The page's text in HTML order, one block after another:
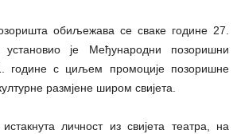
обиљежава се сваке године 27.
је Међународни позоришни
године с циљем промоције позоришне
размјене широм свијета.
личност из свијета театра, на